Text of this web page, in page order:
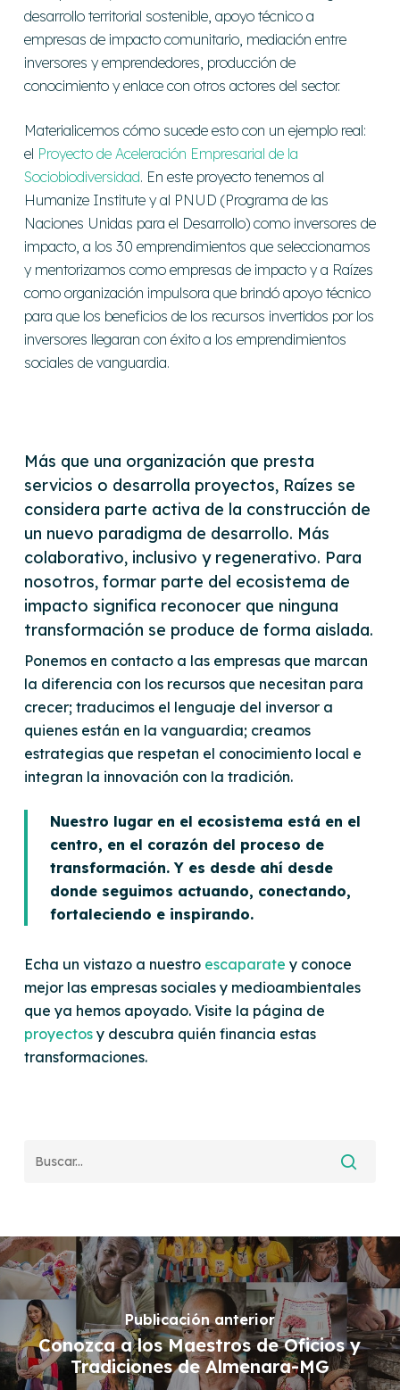
desarrollo territorial sostenible, apoyo técnico a
empresas de impacto comunitario, mediación entre
inversores y emprendedores, producción de
conocimiento y enlace con otros actores del sector.
Materialicemos cómo sucede esto con un ejemplo real:
el Proyecto de Aceleración Empresarial de la
Sociobiodiversidad. En este proyecto tenemos al
Humanize Institute y al PNUD (Programa de las
Naciones Unidas para el Desarrollo) como inversores de
impacto, a los 30 emprendimientos que seleccionamos
y mentorizamos como empresas de impactoy a Raízes
como organización impulsora que brindó apoyo técnico
para que los beneficios de los recursos invertidos por los
inversores llegaran con éxito a los emprendimientos
sociales de vanguardia.
Más que una organización que presta
servicios o desarrolla proyectos, Raízes se
considera parte activa de la construcción de
un nuevo paradigma de desarrollo. Más
colaborativo, inclusivo y regenerativo. Para
nosotros, formar parte del ecosistema de
impacto significa reconocer que ninguna
transformación se produce de forma aislada.
Ponemos en contacto a las empresas que marcan
la diferencia con los recursos que necesitan para
crecer; traducimos el lenguaje del inversor a
quienes están en la vanguardia; creamos
estrategias que respetan el conocimiento local e
integran la innovación con la tradición.
Nuestro lugar en el ecosistema está en el
centro, en el corazón del proceso de
transformación. Y es desde ahí desde
donde seguimos actuando, conectando,
fortaleciendo e inspirando.
Echa un vistazo a nuestro escaparate y conoce
mejor las empresas sociales y medioambientales
que ya hemos apoyado.Visite la página de
proyectosy descubra quién financia estas
transformaciones.
Publicación anterior
Conozca a los Maestros de Oficios y
Tradiciones de Almenara-MG